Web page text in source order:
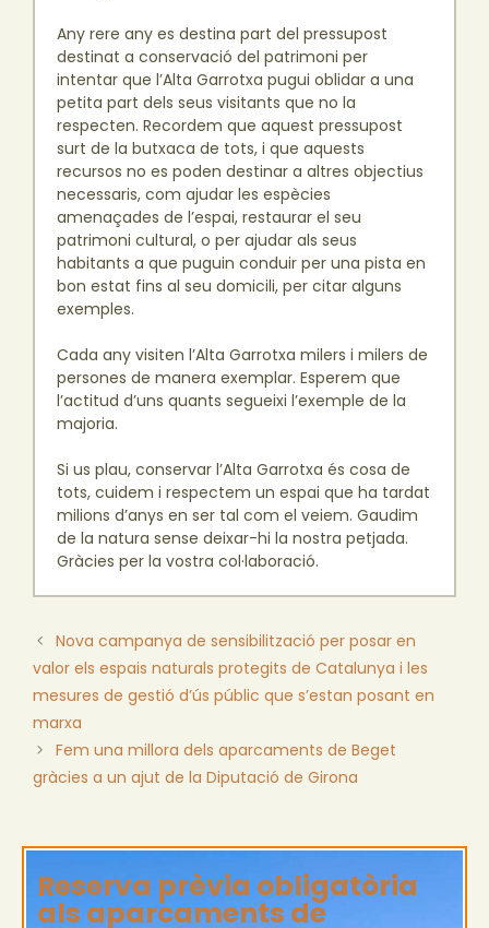
Any rere any es destina part del pressupost
destinat a conservació del patrimoni per
intentar que l’Alta Garrotxa pugui oblidar a una
petita part dels seus visitants que no la
respecten. Recordem que aquest pressupost
surt de la butxaca de tots, i que aquests
recursos no es poden destinar a altres objectius
necessaris, com ajudar les espècies
amenaçades de l’espai, restaurar el seu
patrimoni cultural, o per ajudar als seus
habitants a que puguin conduir per una pista en
bon estat fins al seu domicili, per citar alguns
exemples.
Cada any visiten l’Alta Garrotxa milers i milers de
persones de manera exemplar. Esperem que
l’actitud d’uns quants segueixi l’exemple de la
majoria.
Si us plau, conservar l’Alta Garrotxa és cosa de
tots, cuidem i respectem un espai que ha tardat
milions d’anys en ser tal com el veiem. Gaudim
de la natura sense deixar-hi la nostra petjada.
Gràcies per la vostra col·laboració.
Nova campanya de sensibilització per posar en
valor els espais naturals protegits de Catalunya i les
mesures de gestió d’ús públic que s’estan posant en
marxa
Fem una millora dels aparcaments de Beget
gràcies a un ajut de la Diputació de Girona
Reserva prèvia obligatòria
als aparcaments de